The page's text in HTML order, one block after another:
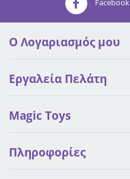
Facebook
Ο Λογαριασμός μου
Εργαλεία Πελάτη
Magic Toys
Πληροφορίες